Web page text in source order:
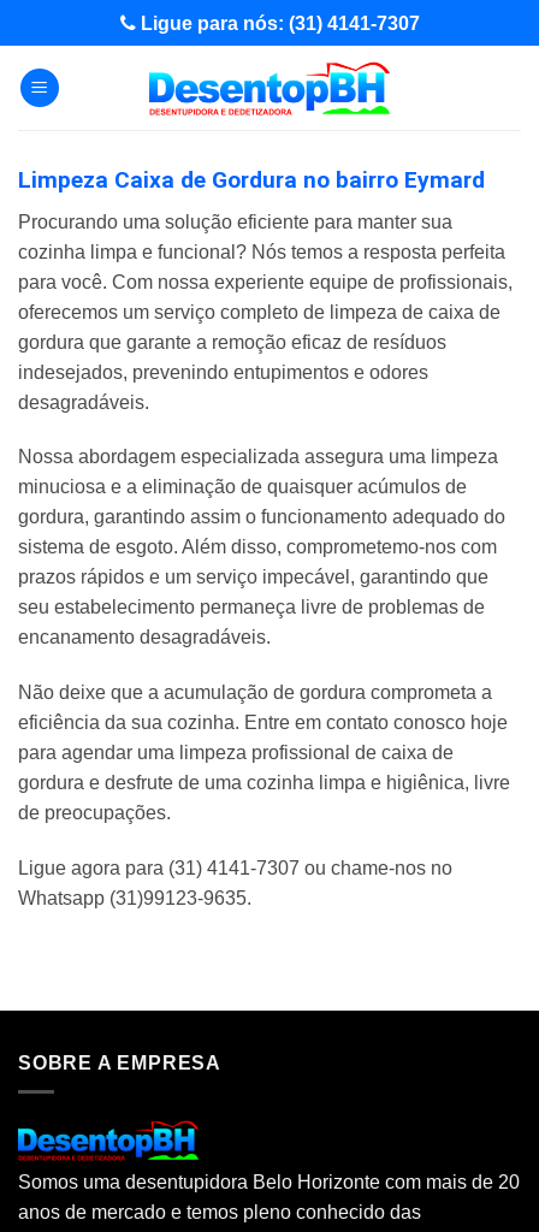
to
content
Ligue para nós: (31) 4141-7307
Limpeza Caixa de Gordura no bairro Eymard
Procurando uma solução eficiente para manter sua
cozinha limpa e funcional? Nós temos a resposta perfeita
para você. Com nossa experiente equipe de profissionais,
oferecemos um serviço completo de limpeza de caixa de
gordura que garante a remoção eficaz de resíduos
indesejados, prevenindo entupimentos e odores
desagradáveis.
Nossa abordagem especializada assegura uma limpeza
minuciosa e a eliminação de quaisquer acúmulos de
gordura, garantindo assim o funcionamento adequado do
sistema de esgoto. Além disso, comprometemo-nos com
prazos rápidos e um serviço impecável, garantindo que
seu estabelecimento permaneça livre de problemas de
encanamento desagradáveis.
Não deixe que a acumulação de gordura comprometa a
eficiência da sua cozinha. Entre em contato conosco hoje
para agendar uma limpeza profissional de caixa de
gordura e desfrute de uma cozinha limpa e higiênica, livre
de preocupações.
Ligue agora para (31) 4141-7307 ou chame-nos no
Whatsapp (31)99123-9635.
SOBRE A EMPRESA
Somos uma desentupidora Belo Horizonte com mais de 20
anos de mercado e temos pleno conhecido das